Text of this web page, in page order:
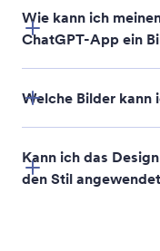
hoch, das zu Ihrer
und das Formular